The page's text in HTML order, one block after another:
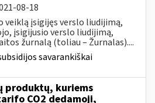
08-18
veiklą įsigijęs verslo liudijimą,
įsigijusio verslo liudijimą,
žurnalą (toliau – Žurnalas)....
savarankiškai
produktų, kuriems
CO2 dedamoji,